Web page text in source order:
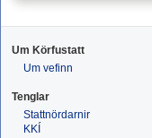
Um Körfustatt
Um vefinn
Tenglar
Stattnördarnir
KKÍ